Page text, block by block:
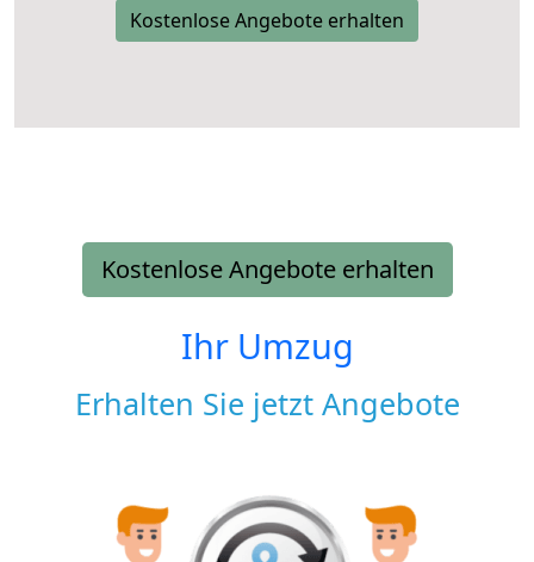
Kostenlose Angebote erhalten
Kostenlose Angebote erhalten
Ihr Umzug
Erhalten Sie jetzt Angebote